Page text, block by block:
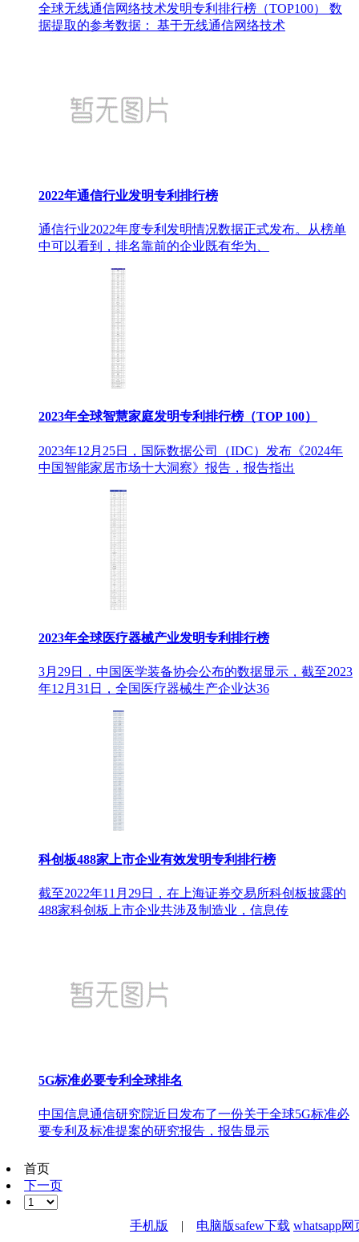
全球无线通信网络技术发明专利排行榜（TOP100） 数
据提取的参考数据： 基于无线通信网络技术
2022年通信行业发明专利排行榜
通信行业2022年度专利发明情况数据正式发布。从榜单
中可以看到，排名靠前的企业既有华为、
2023年全球智慧家庭发明专利排行榜（TOP 100）
2023年12月25日，国际数据公司（IDC）发布《2024年
中国智能家居市场十大洞察》报告，报告指出
2023年全球医疗器械产业发明专利排行榜
3月29日，中国医学装备协会公布的数据显示，截至2023
年12月31日，全国医疗器械生产企业达36
科创板488家上市企业有效发明专利排行榜
截至2022年11月29日，在上海证券交易所科创板披露的
488家科创板上市企业共涉及制造业，信息传
5G标准必要专利全球排名
中国信息通信研究院近日发布了一份关于全球5G标准必
要专利及标准提案的研究报告，报告显示
首页
下一页
手机版 | 电脑版safew下载 whatsapp网